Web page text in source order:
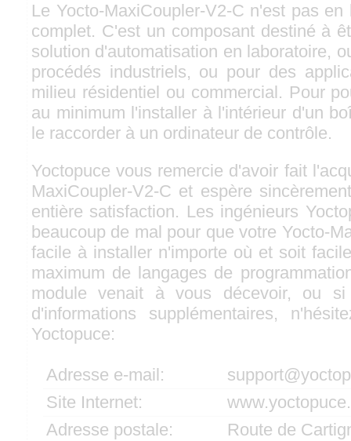
Le Yocto-MaxiCoupler-V2-C n'est pas
complet. C'est un composant destiné à
solution d'automatisation en laboratoire,
procédés industriels, ou pour des
milieu résidentiel ou commercial. Pour
au minimum l'installer à l'intérieur d'un
le raccorder à un ordinateur de contrôle.
Yoctopuce vous remercie d'avoir fait
MaxiCoupler-V2-C et espère
entière satisfaction. Les ingénieurs
beaucoup de mal pour que votre Yocto-
facile à installer n'importe où et soit
maximum de langages de
module venait à vous décevoir, ou
d'informations supplémentaires,
Yoctopuce:
Adresse e-mail:
Site Internet:
Adresse postale:
Route de